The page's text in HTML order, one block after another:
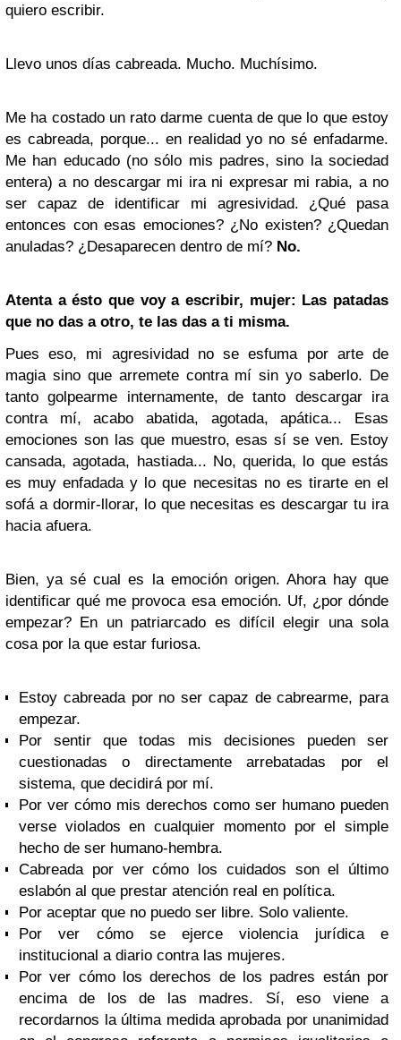
quiero escribir.
Llevo unos días cabreada. Mucho. Muchísimo.
Me ha costado un rato darme cuenta de que lo que estoy
es cabreada, porque... en realidad yo no sé enfadarme.
Me han educado (no sólo mis padres, sino la sociedad
entera) a no descargar mi ira ni expresar mi rabia, a no
ser capaz de identificar mi agresividad. ¿Qué pasa
entonces con esas emociones? ¿No existen? ¿Quedan
anuladas? ¿Desaparecen dentro de mí? No.
Atenta a ésto que voy a escribir, mujer: Las patadas
que no das a otro, te las das a ti misma.
Pues eso, mi agresividad no se esfuma por arte de
magia sino que arremete contra mí sin yo saberlo. De
tanto golpearme internamente, de tanto descargar ira
contra mí, acabo abatida, agotada, apática... Esas
emociones son las que muestro, esas sí se ven. Estoy
cansada, agotada, hastiada... No, querida, lo que estás
es muy enfadada y lo que necesitas no es tirarte en el
sofá a dormir-llorar, lo que necesitas es descargar tu ira
hacia afuera.
Bien, ya sé cual es la emoción origen. Ahora hay que
identificar qué me provoca esa emoción. Uf, ¿por dónde
empezar? En un patriarcado es difícil elegir una sola
cosa por la que estar furiosa.
Estoy cabreada por no ser capaz de cabrearme, para
empezar.
Por sentir que todas mis decisiones pueden ser
cuestionadas o directamente arrebatadas por el
sistema, que decidirá por mí.
Por ver cómo mis derechos como ser humano pueden
verse violados en cualquier momento por el simple
hecho de ser humano-hembra.
Cabreada por ver cómo los cuidados son el último
eslabón al que prestar atención real en política.
Por aceptar que no puedo ser libre. Solo valiente.
Por ver cómo se ejerce violencia jurídica e
institucional a diario contra las mujeres.
Por ver cómo los derechos de los padres están por
encima de los de las madres. Sí, eso viene a
recordarnos la última medida aprobada por unanimidad